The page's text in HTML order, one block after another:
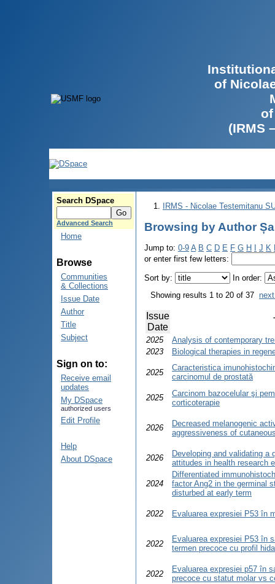
of
(IRMS
Search DSpace
Advanced Search
Home
Browse
Communities
& Collections
Issue Date
Author
Title
Subject
Sign on to:
Receive email
updates
My DSpace
authorized users
Edit Profile
Help
About DSpace
IRMS - Nicolae Testemitanu
Browsing by Author
Jump to: 0-9 A B C D E F G H J K
or enter first few letters:
Sort by:
In order:
Showing results 1 to 20 of 37
Issue
Date
2025
Analysis of contemporary
2023
Biological therapies in
2025
Caracteristica
carcinomul de prostată
2025
Carcinom bazocelular şi
corticoterapie
2026
Decreased melanogenic
aggressiveness of
2026
Developing and validating a
attitudes in health research
2024
Differentiated
factor Ang2 in the germinal
disturbed at early term
2022 Evaluarea expresiei P53 în
2022
Evaluarea expresiei P53 în
termen precoce cu profil
2022
Evaluarea expresiei p57 în
precoce cu statut molar vs